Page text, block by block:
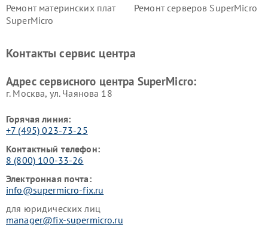
Ремонт материнских плат
SuperMicro
Ремонт серверов SuperMicro
Контакты сервис центра
Адрес сервисного центра SuperMicro:
г. Москва, ул. Чаянова 18
Горячая линия:
+7 (495) 023-73-25
Контактный телефон:
8 (800) 100-33-26
Электронная почта:
info@supermicro-fix.ru
для юридических лиц
manager@fix-supermicro.ru